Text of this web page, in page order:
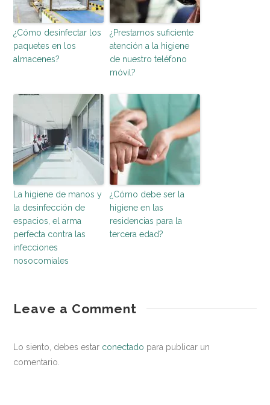
¿Cómo desinfectar los
paquetes en los
almacenes?
¿Prestamos suficiente
atención a la higiene
de nuestro teléfono
móvil?
La higiene de manos y
la desinfección de
espacios, el arma
perfecta contra las
infecciones
nosocomiales
¿Cómo debe ser la
higiene en las
residencias para la
tercera edad?
saludable¿Cómo
ser
el
Leave a Comment
Lo siento, debes estar conectado para publicar un
comentario.